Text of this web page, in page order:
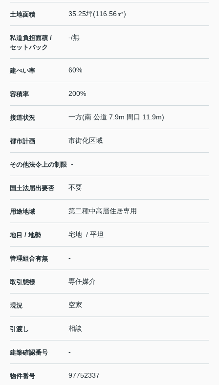
土地面積 35.25坪(116.56㎡)
私道負担面積 /
セットバック
-/無
建ぺい率 60%
容積率 200%
接道状況 一方(南 公道 7.9m 間口 11.9m)
都市計画 市街化区域
その他法令上の制限 -
国土法届出要否 不要
用途地域 第二種中高層住居専用
地目 / 地勢 宅地 / 平坦
管理組合有無 -
取引態様 専任媒介
現況 空家
引渡し 相談
建築確認番号 -
物件番号 97752337